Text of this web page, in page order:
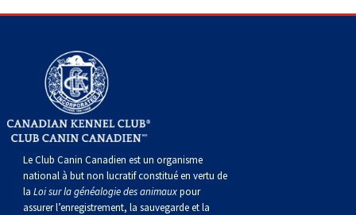
Corgi gallois (Cardigan)
Corgi gallois (Pembroke)
Pumi
Lapphund suédois
Rhodesian ridgeback
Lévrier persan
Shikoku
Whippet
Chien nu du Pérou (Perro Sin Pelo Del Peru)
Épagneul des champs
Épagneul français
Épagneul d’eau irlandais
Épagneul Sussex
Épagneul springer gallois
Terrier wheaten à poil doux
Bull terrier du Staffordshire
Terrier gallois
Terrier blanc du West Highland
Mâtin napolitain
Terre-Neuve
Chien d’eau portugais
Rottweiler
Samoyède
Le Club Canin Canadien est un organisme
national à but non lucratif constitué en vertu de
la Loi sur la généalogie des animauxpour
assurer l’enregistrement, la sauvegarde et la